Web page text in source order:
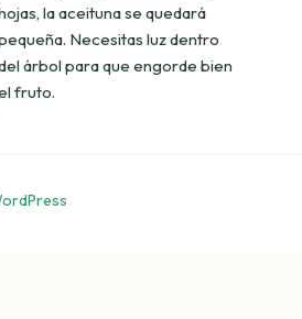
la aceituna se quedará
Necesitas luz dentro
árbol para que engorde bien
fruto.